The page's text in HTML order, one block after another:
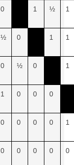
0 1 ½ 1
½ 0 1 1
0 ½ 0 1
1 0 0 0
0 0 0 0 1
0 0 0 0 0